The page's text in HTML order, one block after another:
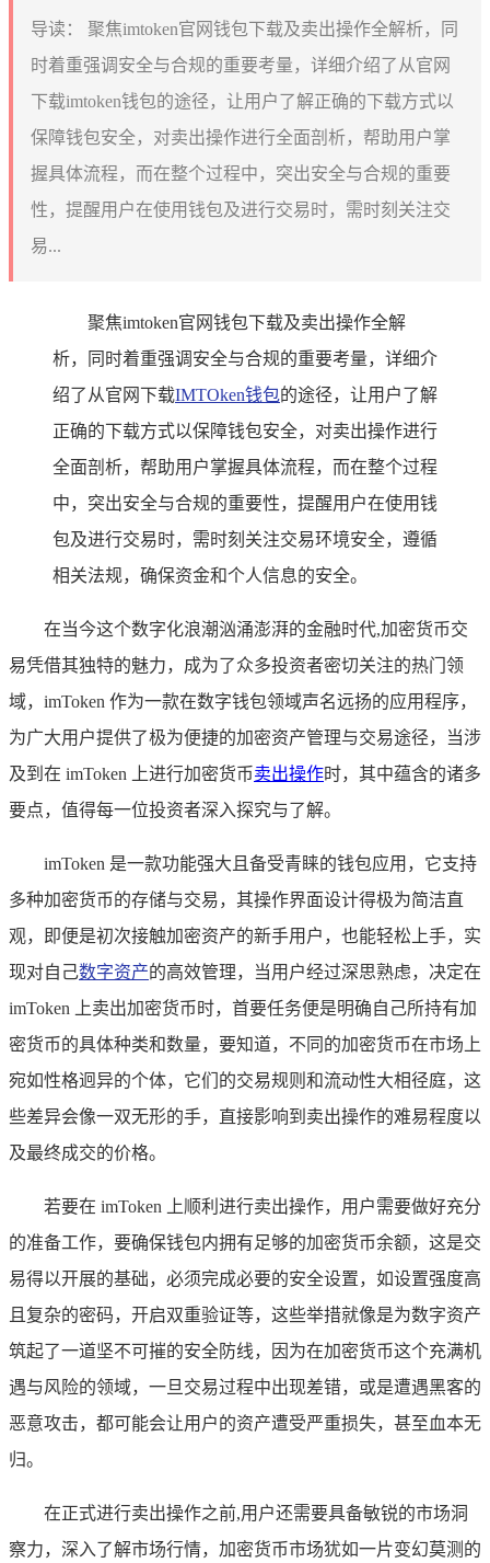
导读：
聚焦imtoken官网钱包下载及卖出操作全解析，同
时着重强调安全与合规的重要考量，详细介绍了从官网
下载imtoken钱包的途径，让用户了解正确的下载方式以
保障钱包安全，对卖出操作进行全面剖析，帮助用户掌
握具体流程，而在整个过程中，突出安全与合规的重要
性，提醒用户在使用钱包及进行交易时，需时刻关注交
易...
聚焦imtoken官网钱包下载及卖出操作全解
析，同时着重强调安全与合规的重要考量，详细介
绍了从官网下载IMTOken钱包的途径，让用户了解
正确的下载方式以保障钱包安全，对卖出操作进行
全面剖析，帮助用户掌握具体流程，而在整个过程
中，突出安全与合规的重要性，提醒用户在使用钱
包及进行交易时，需时刻关注交易环境安全，遵循
相关法规，确保资金和个人信息的安全。
在当今这个数字化浪潮汹涌澎湃的金融时代,加密货币交
易凭借其独特的魅力，成为了众多投资者密切关注的热门领
域，imToken 作为一款在数字钱包领域声名远扬的应用程序，
为广大用户提供了极为便捷的加密资产管理与交易途径，当涉
及到在 imToken 上进行加密货币卖出操作时，其中蕴含的诸多
要点，值得每一位投资者深入探究与了解。
imToken 是一款功能强大且备受青睐的钱包应用，它支持
多种加密货币的存储与交易，其操作界面设计得极为简洁直
观，即便是初次接触加密资产的新手用户，也能轻松上手，实
现对自己数字资产的高效管理，当用户经过深思熟虑，决定在
imToken 上卖出加密货币时，首要任务便是明确自己所持有加
密货币的具体种类和数量，要知道，不同的加密货币在市场上
宛如性格迥异的个体，它们的交易规则和流动性大相径庭，这
些差异会像一双无形的手，直接影响到卖出操作的难易程度以
及最终成交的价格。
若要在 imToken 上顺利进行卖出操作，用户需要做好充分
的准备工作，要确保钱包内拥有足够的加密货币余额，这是交
易得以开展的基础，必须完成必要的安全设置，如设置强度高
且复杂的密码，开启双重验证等，这些举措就像是为数字资产
筑起了一道坚不可摧的安全防线，因为在加密货币这个充满机
遇与风险的领域，一旦交易过程中出现差错，或是遭遇黑客的
恶意攻击，都可能会让用户的资产遭受严重损失，甚至血本无
归。
在正式进行卖出操作之前,用户还需要具备敏锐的市场洞
察力，深入了解市场行情，加密货币市场犹如一片变幻莫测的